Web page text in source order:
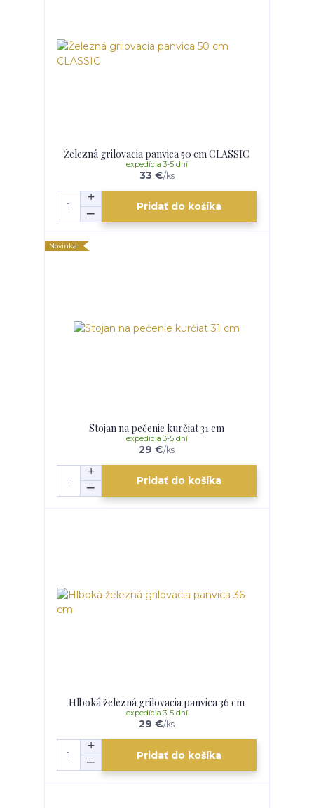
Železná grilovacia panvica 50 cm CLASSIC
33 €/ks
expedícia 3-5 dní
Pridať do košíka
Novinka
Stojan na pečenie kurčiat 31 cm
29 €/ks
expedícia 3-5 dní
Pridať do košíka
Hlboká železná grilovacia panvica 36 cm
29 €/ks
expedícia 3-5 dní
Pridať do košíka